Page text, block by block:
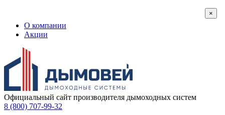
О компании
Акции
Официальный сайт производителя дымоходных систем
8 (800) 707-99-32
×